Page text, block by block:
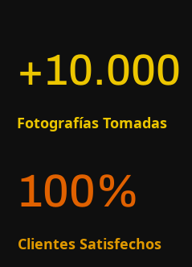
+10.000
Fotografías Tomadas
100%
Clientes Satisfechos